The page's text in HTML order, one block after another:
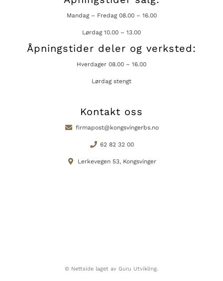
Mandag – Fredag 08.00 – 16.00
Lørdag 10.00 – 13.00
Åpningstider deler og verksted:
Hverdager 08.00 – 16.00
Lørdag stengt
Kontakt oss
firmapost@kongsvingerbs.no
62 82 32 00
Lerkevegen 53, Kongsvinger
© Nettside laget av Guru Utvikling.